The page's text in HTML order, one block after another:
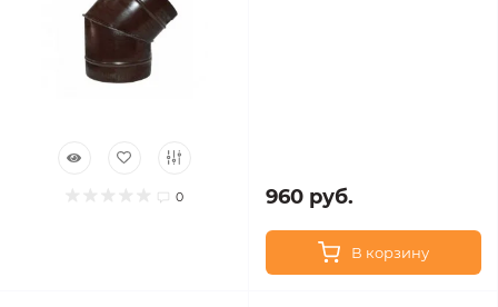
0 960 руб.
В корзину